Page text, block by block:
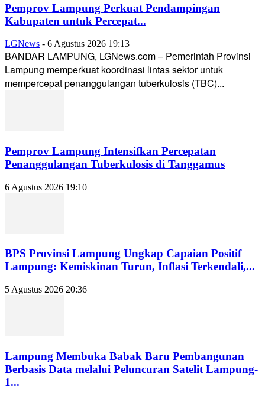
Pemprov Lampung Perkuat Pendampingan
Kabupaten untuk Percepat...
LGNews - 6 Agustus 2026 19:13
BANDAR LAMPUNG, LGNews.com – Pemerintah Provinsi
Lampung memperkuat koordinasi lintas sektor untuk
mempercepat penanggulangan tuberkulosis (TBC)...
Pemprov Lampung Intensifkan Percepatan
Penanggulangan Tuberkulosis di Tanggamus
6 Agustus 2026 19:10
BPS Provinsi Lampung Ungkap Capaian Positif
Lampung: Kemiskinan Turun, Inflasi Terkendali,...
5 Agustus 2026 20:36
Lampung Membuka Babak Baru Pembangunan
Berbasis Data melalui Peluncuran Satelit Lampung-
1...